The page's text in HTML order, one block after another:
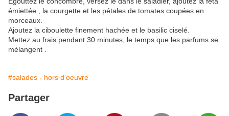
émiettée , la courgette et les pétales de tomates coupées en
morceaux.
Ajoutez la ciboulette finement hachée et le basilic ciselé.
Mettez au frais pendant 30 minutes, le temps que les parfums se
mélangent .
#salades - hors d'oeuvre
Partager